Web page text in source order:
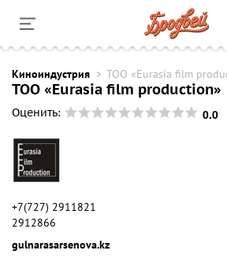
Киноиндустрия ТОО «Eurasia film
ТОО «Eurasia film production»
Оценить: 0.0
+7(727) 2911821
2912866
gulnarasarsenova.kz